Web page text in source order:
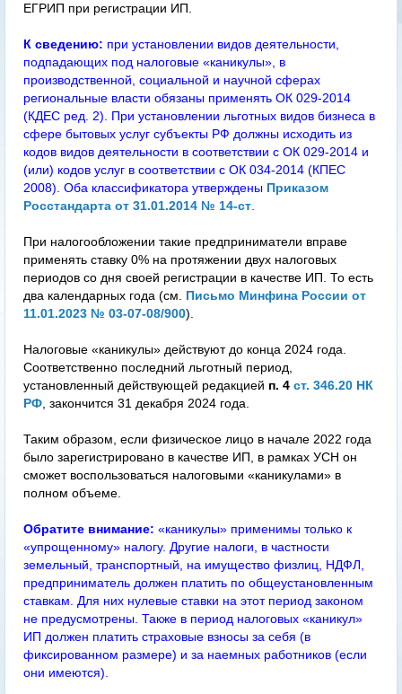
ЕГРИП при регистрации ИП.
К сведению: при установлении видов деятельности,
подпадающих под налоговые «каникулы», в
производственной, социальной и научной сферах
региональные власти обязаны применять ОК 029-2014
(КДЕС ред. 2). При установлении льготных видов бизнеса в
сфере бытовых услуг субъекты РФ должны исходить из
кодов видов деятельности в соответствии с ОК 029-2014 и
(или) кодов услуг в соответствии с ОК 034-2014 (КПЕС
2008). Оба классификатора утверждены Приказом
Росстандарта от 31.01.2014 № 14-ст
При налогообложении такие предприниматели вправе
применять ставку 0% на протяжении двух налоговых
периодов со дня своей регистрации в качестве ИП. То есть
два календарных года (см. Письмо Минфина России от
11.01.2023 № 03-07-08/900).
Налоговые «каникулы» действуют до конца 2024 года.
Соответственно последний льготный период,
установленный действующей редакцией п. 4 ст. 346.20 НК
РФ , закончится 31 декабря 2024 года.
Таким образом, если физическое лицо в начале 2022 года
было зарегистрировано в качестве ИП, в рамках УСН он
сможет воспользоваться налоговыми «каникулами» в
полном объеме.
Обратите внимание: «каникулы» применимы только к
«упрощенному» налогу. Другие налоги, в частности
земельный, транспортный, на имущество физлиц, НДФЛ,
предприниматель должен платить по общеустановленным
ставкам. Для них нулевые ставки на этот период законом
не предусмотрены. Также в период налоговых «каникул»
ИП должен платить страховые взносы за себя (в
фиксированном размере) и за наемных работников (если
они имеются).